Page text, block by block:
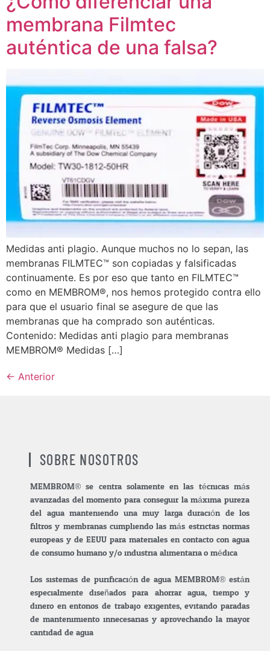
membrana Filmtec
auténtica de una falsa?
Medidas anti plagio. Aunque muchos no lo sepan, las
membranas FILMTEC™ son copiadas y falsificadas
continuamente. Es por eso que tanto en FILMTEC™
como en MEMBROM®, nos hemos protegido contra ello
para que el usuario final se asegure de que las
membranas que ha comprado son auténticas.
Contenido: Medidas anti plagio para membranas
MEMBROM® Medidas […]
← Anterior
SOBRE NOSOTROS
MEMBROM® se centra solamente en las técnicas más
avanzadas del momento para conseguir la máxima pureza
del agua manteniendo una muy larga duración de los
filtros y membranas cumpliendo las más estrictas normas
europeas y de EEUU para materiales en contacto con agua
de consumo humano y/o industria alimentaria.o médica.
Los sistemas de purificación de agua MEMBROM® están
especialmente diseñados para ahorrar agua, tiempo y
dinero en entonos de trabajo exigentes, evitando paradas
de mantenimiento innecesarias y aprovechando la mayor
cantidad de agua.